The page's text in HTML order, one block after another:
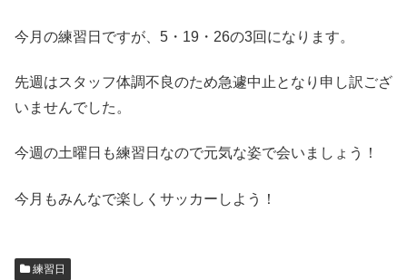
今月の練習日ですが、5・19・26の3回になります。
先週はスタッフ体調不良のため急遽中止となり申し訳ござ
いませんでした。
今週の土曜日も練習日なので元気な姿で会いましょう！
今月もみんなで楽しくサッカーしよう！
練習日